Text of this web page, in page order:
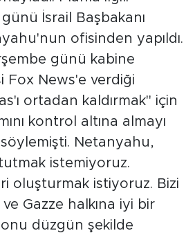
İsrail Başbakanı
ofisinden yapıldı.
günü kabine
Fox News'e verdiği
ortadan kaldırmak" için
kontrol altına almayı
Netanyahu,
istemiyoruz.
oluşturmak istiyoruz. Bizi
Gazze halkına iyi bir
düzgün şekilde